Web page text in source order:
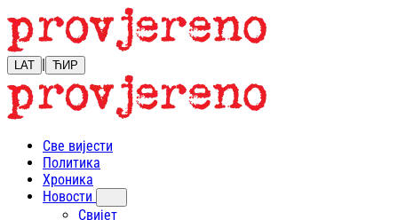
LAT | ЋИР
Све вијести
Политика
Хроника
Новости
Свијет